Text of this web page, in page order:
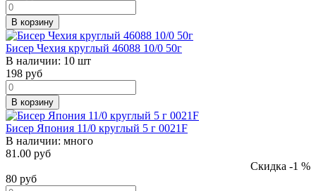
В корзину
Бисер Чехия круглый 46088 10/0 50г
В наличии: 10 шт
198 руб
В корзину
Бисер Япония 11/0 круглый 5 г 0021F
В наличии: много
81.00 руб
Скидка -1 %
80 руб